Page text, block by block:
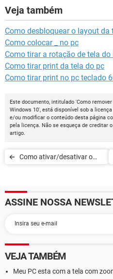
Veja também
Como desbloquear o layout da
Como colocar _ no pc
Como tirar a rotação de tela do
Como tirar print da tela do pc
Como tirar print no pc teclado
Este documento, intitulado 'Como
Windows 10', está disponível sob a licença
e/ou modificar o conteúdo desta página
pela licença. Não se esqueça de creditar o
artigo.
Como ativar/desativar o
ASSINE NOSSA
VEJA TAMBÉM
Meu PC esta com a tela com